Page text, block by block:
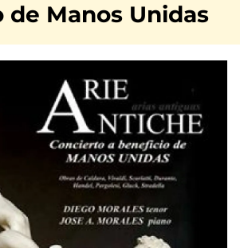
de Manos Unidas